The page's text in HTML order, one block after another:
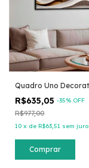
Quadro Uno
R$635,05 -35% OFF
R$977,00
10 x de R$63,51 sem
Comprar